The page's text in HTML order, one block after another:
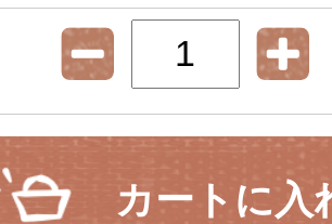
カートに入